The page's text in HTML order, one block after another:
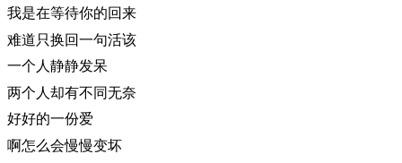
我是在等待你的回来
难道只换回一句活该
一个人静静发呆
两个人却有不同无奈
好好的一份爱
啊怎么会慢慢变坏